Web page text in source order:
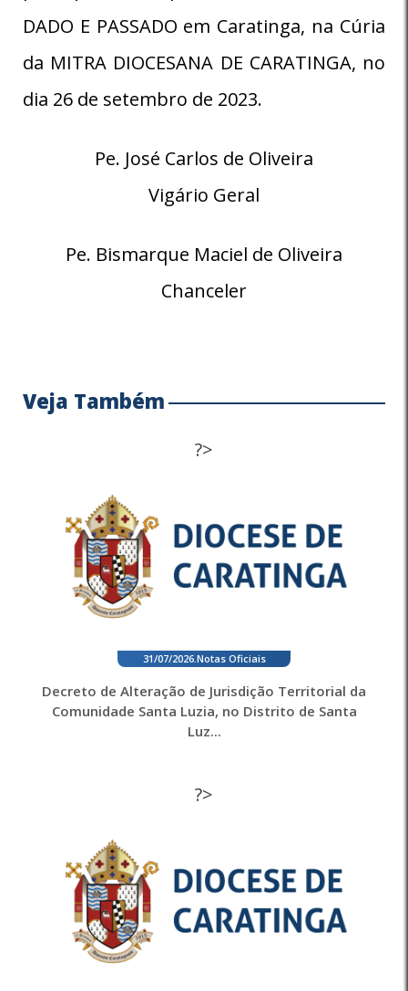
DADO E PASSADO em Caratinga, na Cúria
da MITRA DIOCESANA DE CARATINGA, no
dia 26 de setembro de 2023.
Pe. José Carlos de Oliveira
Vigário Geral
Pe. Bismarque Maciel de Oliveira
Chanceler
Veja Também
?>
31/07/2026. Notas Oficiais
Decreto de Alteração de Jurisdição Territorial da
Comunidade Santa Luzia, no Distrito de Santa
Luz...
?>